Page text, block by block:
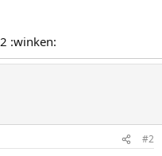
:winken:
#2